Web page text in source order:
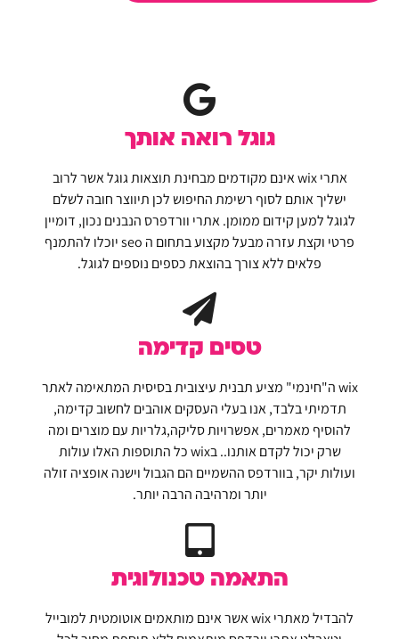
גוגל רואה אותך
אתרי wix אינם מקודמים מבחינת תוצאות גוגל אשר לרוב
ישליך אותם לסוף רשימת החיפוש לכן תיווצר חובה לשלם
לגוגל למען קידום ממומן. אתרי וורדפרס הנבנים נכון, דומיין
פרטי וקצת עזרה מבעל מקצוע בתחום ה seo יוכלו להתמנף
פלאים ללא צורך בהוצאת כספים נוספים לגוגל.
טסים קדימה
wix ה"חינמי" מציע תבנית עיצובית בסיסית המתאימה לאתר
תדמיתי בלבד, אנו בעלי העסקים אוהבים לחשוב קדימה,
להוסיף מאמרים, אפשרויות סליקה,גלריות עם מוצרים ומה
שרק יכול לקדם אותנו.. בwix כל התוספות האלו עולות
ועולות יקר, בוורדפס ההשמיים הם הגבול וישנה אופציה זולה
יותר ומרהיבה הרבה יותר.
התאמה טכנולוגית
להבדיל מאתרי wix אשר אינם מותאמים אוטומטית למובייל